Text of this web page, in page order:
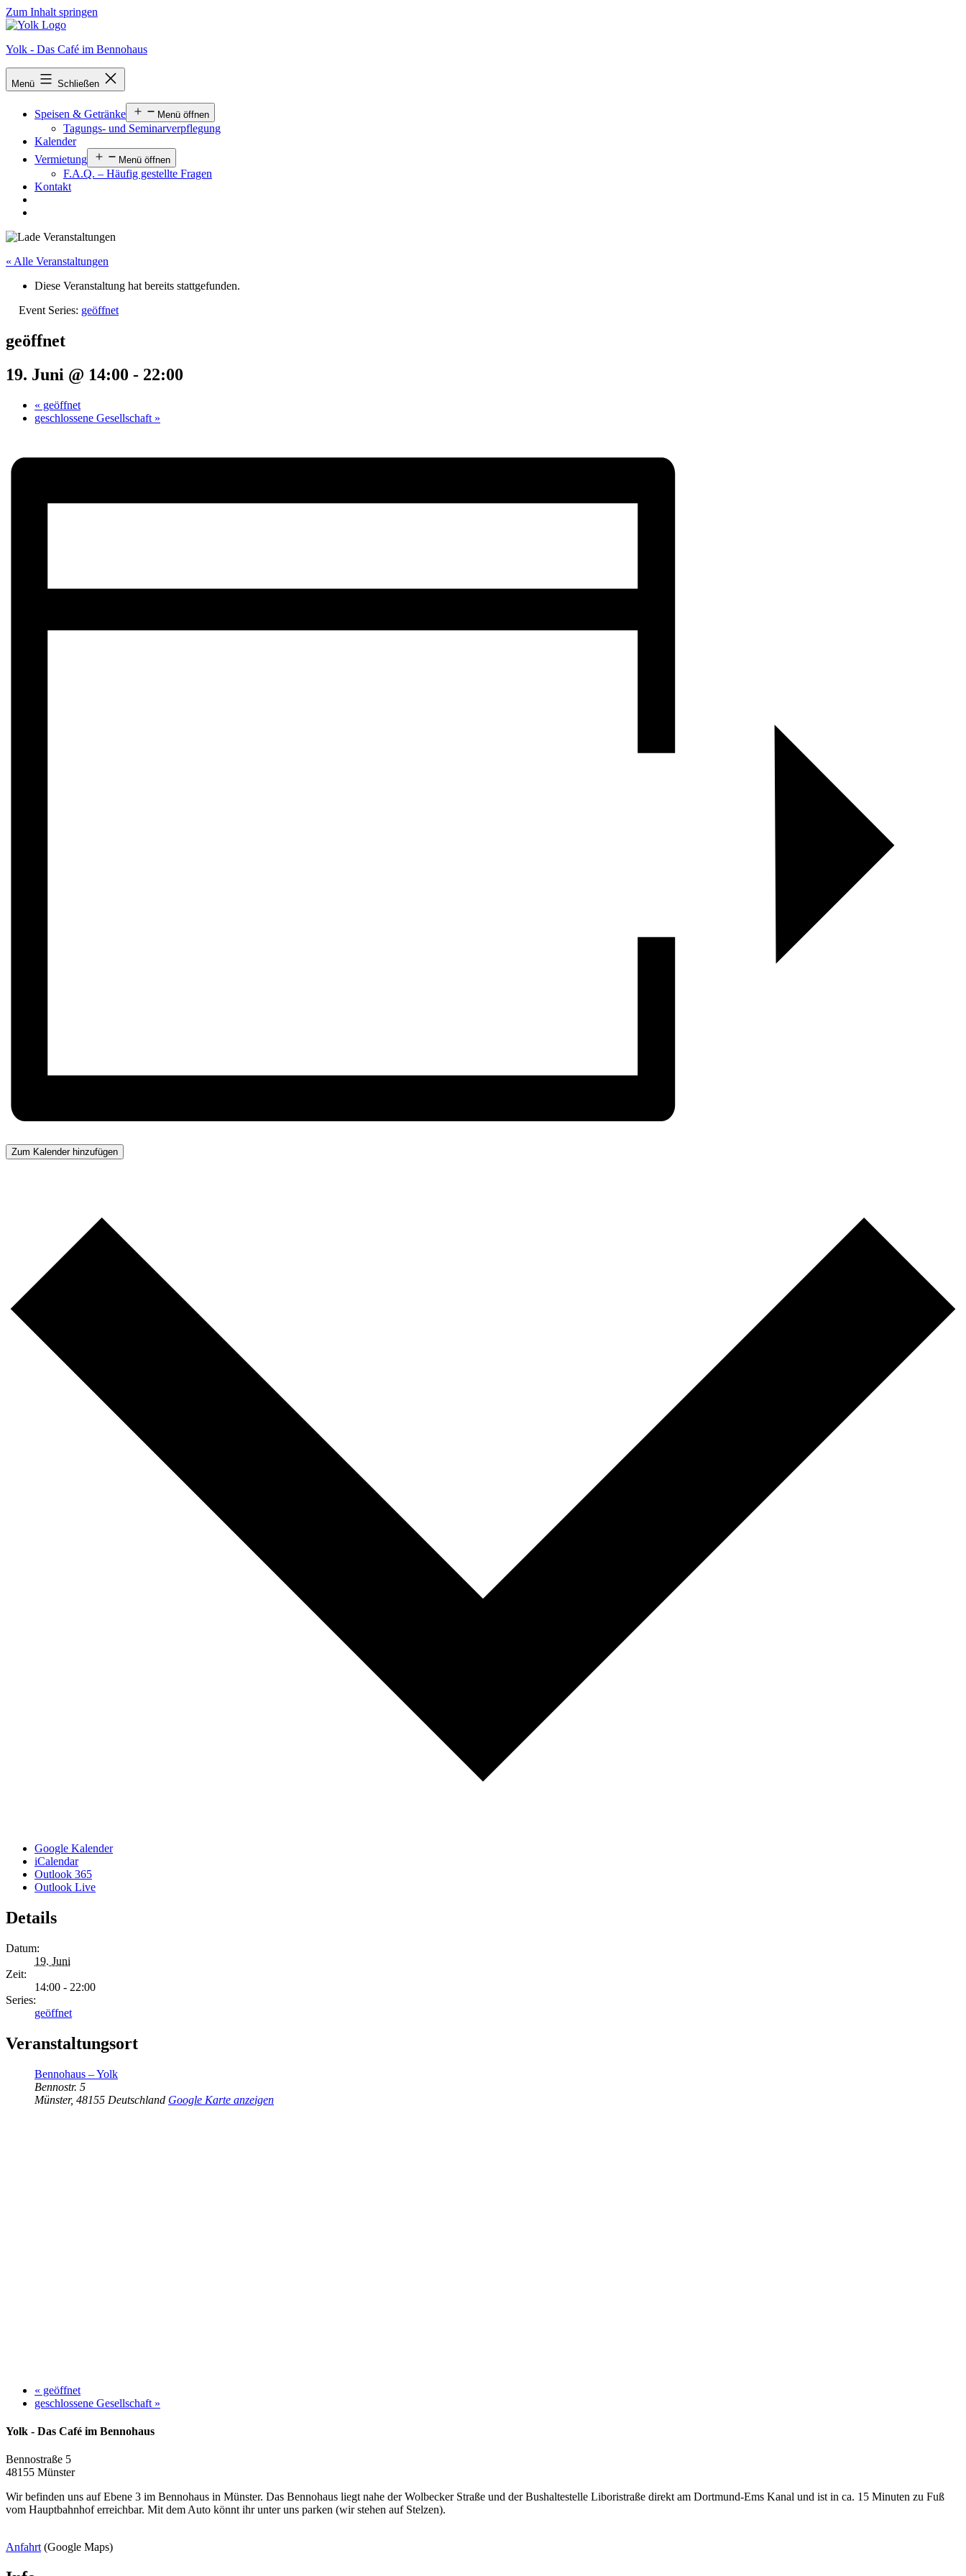
Zum Inhalt springen
Yolk - Das Café im Bennohaus
Menü Schließen
Speisen & Getränke Menü öffnen
Tagungs- und Seminarverpflegung
Kalender
Vermietung
Menü öffnen
F.A.Q. – Häufig gestellte Fragen
Kontakt
« Alle Veranstaltungen
Diese Veranstaltung hat bereits stattgefunden.
Event Series: geöffnet
geöffnet
19. Juni @ 14:00 - 22:00
« geöffnet
geschlossene Gesellschaft »
Zum Kalender hinzufügen
Google Kalender
iCalendar
Outlook 365
Outlook Live
Details
Datum:
19. Juni
Zeit:
14:00 - 22:00
Series:
geöffnet
Veranstaltungsort
Bennohaus – Yolk
Bennostr. 5
Münster, 48155 Deutschland Google Karte anzeigen
« geöffnet
geschlossene Gesellschaft »
Yolk - Das Café im Bennohaus
Bennostraße 5
48155 Münster
Wir befinden uns auf Ebene 3 im Bennohaus in Münster. Das Bennohaus liegt nahe der Wolbecker Straße und der Bushaltestelle Liboristraße direkt am Dortmund-Ems Kanal und ist in ca. 15 Minuten zu Fuß
vom Hauptbahnhof erreichbar. Mit dem Auto könnt ihr unter uns parken (wir stehen auf Stelzen).
Anfahrt (Google Maps)